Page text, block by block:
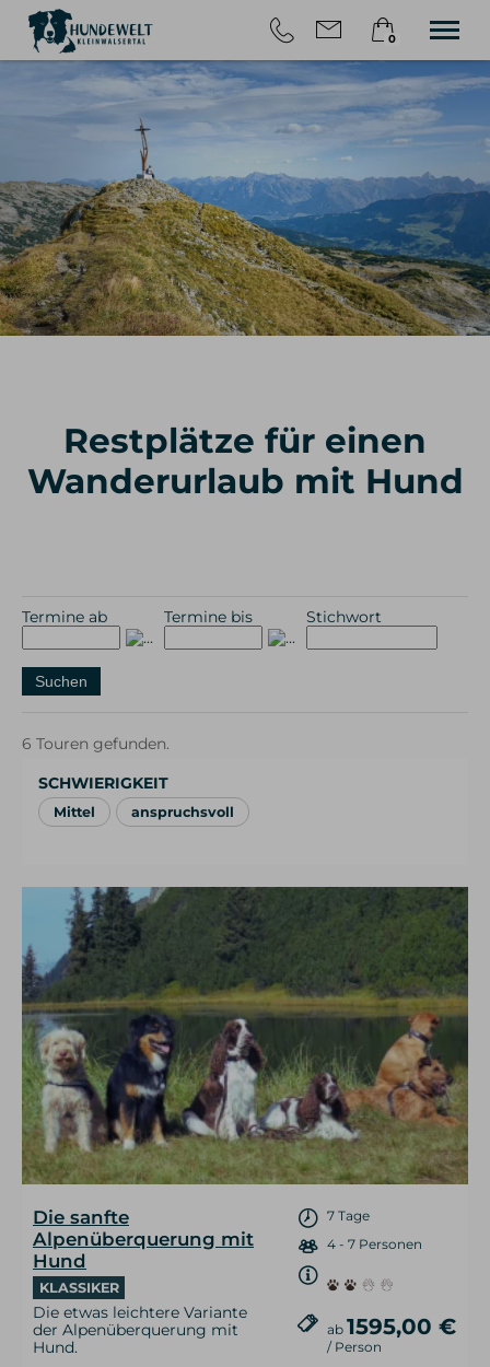
TOUREN
WANDERN MIT HUND
BLOG
KONTAKT
0
×
Warenkorb ist leer
Restplätze für einen
Wanderurlaub mit Hund
Termine ab Termine bis Stichwort
6 Touren gefunden.
SCHWIERIGKEIT
Mittel anspruchsvoll
Die sanfte
Alpenüberquerung mit
Hund
KLASSIKER
Die etwas leichtere Variante
der Alpenüberquerung mit
Hund.
7 Tage
4 - 7 Personen
ab 1595,00 €
/ Person